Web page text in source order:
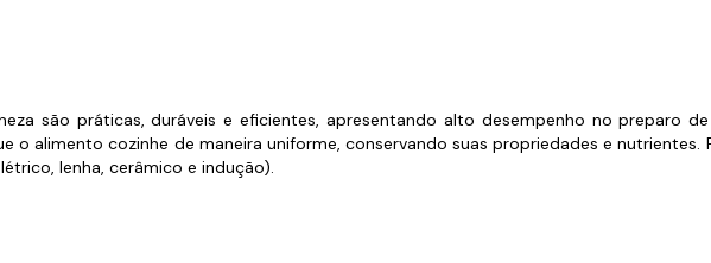
são práticas, duráveis e eficientes, apresentando alto desempenho no preparo
o alimento cozinhe de maneira uniforme, conservando suas propriedades e
lenha, cerâmico e indução).